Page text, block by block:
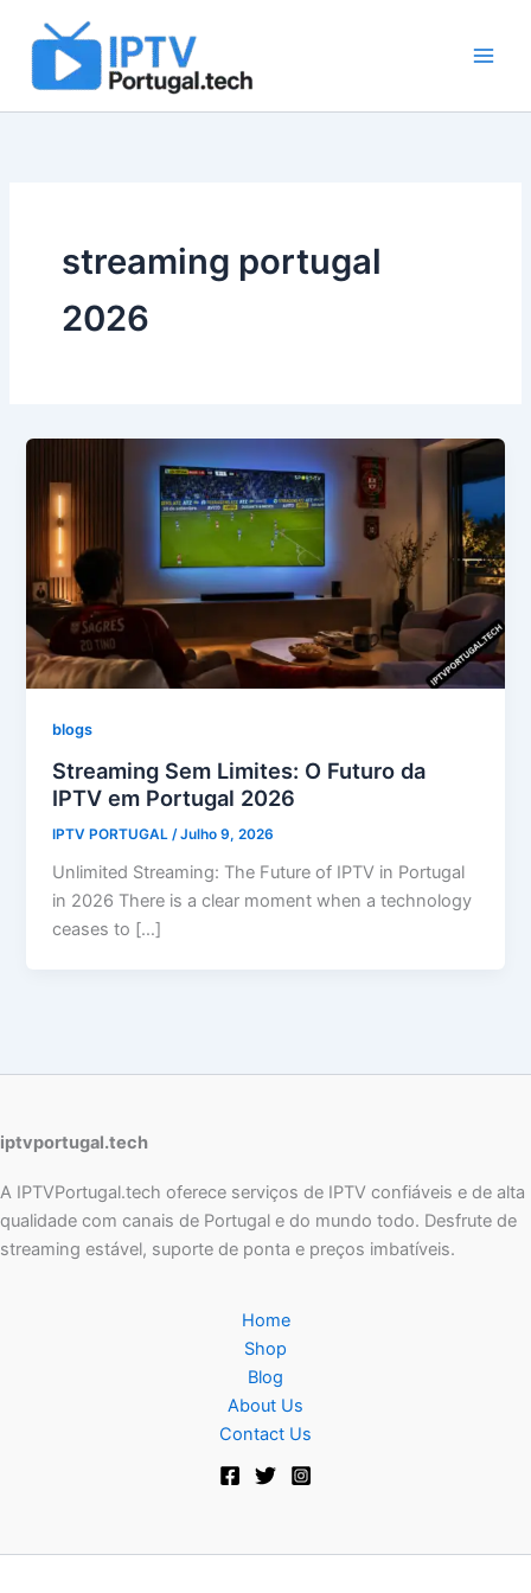
content
streaming portugal
2026
blogs
Streaming Sem Limites: O Futuro da
IPTV em Portugal 2026
IPTV PORTUGAL /Julho 9, 2026
Unlimited Streaming: The Future of IPTV in Portugal
in 2026 There is a clear moment when a technology
ceases to […]
iptvportugal.tech
A IPTVPortugal.tech oferece serviços de IPTV confiáveis e de alta
qualidade com canais de Portugal e do mundo todo. Desfrute de
streaming estável, suporte de ponta e preços imbatíveis.
Home
Shop
Blog
About Us
Contact Us